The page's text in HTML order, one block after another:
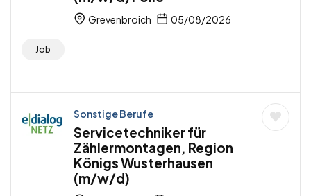
Grevenbroich 05/08/2026
Job
Sonstige Berufe
Servicetechniker für
Zählermontagen, Region
Königs Wusterhausen
(m/w/d)